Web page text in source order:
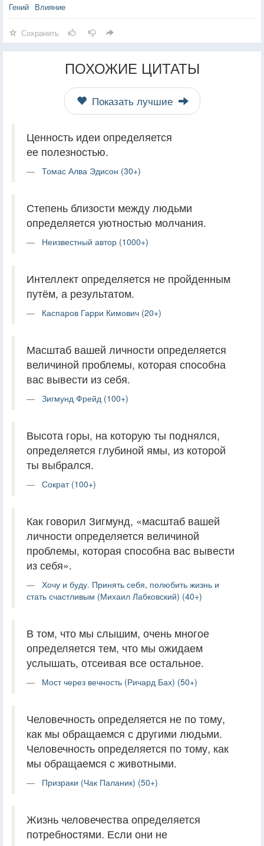
Гений Влияние
Сохранить
ПОХОЖИЕ ЦИТАТЫ
Показать лучшие
Ценность идеи определяется
ее полезностью.
Томас Алва Эдисон (30+)
Степень близости между людьми
определяется уютностью молчания.
Неизвестный автор (1000+)
Интеллект определяется не пройденным
путём, а результатом.
Каспаров Гарри Кимович (20+)
Масштаб вашей личности определяется
величиной проблемы, которая способна
вас вывести из себя.
Зигмунд Фрейд (100+)
Высота горы, на которую ты поднялся,
определяется глубиной ямы, из которой
ты выбрался.
Сократ (100+)
Как говорил Зигмунд, «масштаб вашей
личности определяется величиной
проблемы, которая способна вас вывести
из себя».
Хочу и буду. Принять себя, полюбить жизнь и
стать счастливым (Михаил Лабковский) (40+)
В том, что мы слышим, очень многое
определяется тем, что мы ожидаем
услышать, отсеивая все остальное.
Мост через вечность (Ричард Бах) (50+)
Человечность определяется не по тому,
как мы обращаемся с другими людьми.
Человечность определяется по тому, как
мы обращаемся с животными.
Призраки (Чак Паланик) (50+)
Жизнь человечества определяется
потребностями. Если они не